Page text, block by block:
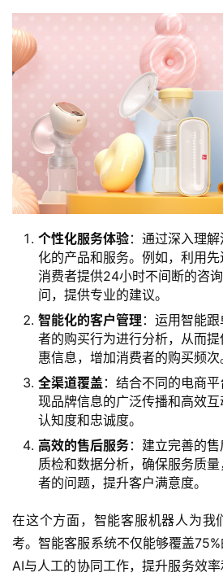
个性化服务体验：通过深入理
化的产品和服务。例如，利用
消费者提供24小时不间断的咨
问，提供专业的建议。
智能化的客户管理 ：运用智能
者的购买行为进行分析，从而
惠信息，增加消费者的购买频次
全渠道覆盖 ：结合不同的电商
现品牌信息的广泛传播和高效
认知度和忠诚度。
高效的售后服务：建立完善的
质检和数据分析，确保服务质
者的问题，提升客户满意度。
在这个方面，智能客服机器人为我
考。智能客服系统不仅能够覆盖
AI与人工的协同工作，提升服务效